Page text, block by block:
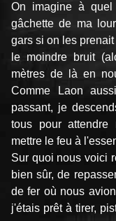
On imagine à
gâchette de ma
gars si on les
le moindre bruit
mètres de là en
Comme Laon
passant, je
tous pour attendre
mettre le feu à
Sur quoi nous voici
bien sûr, de
de fer où nous
j'étais prêt à tirer,